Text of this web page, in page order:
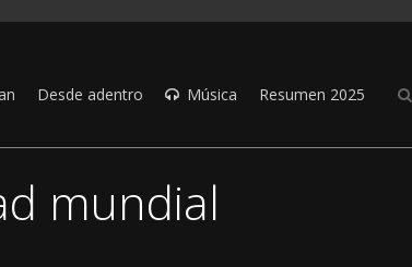
Desde adentro Música Resumen 2025
mundial